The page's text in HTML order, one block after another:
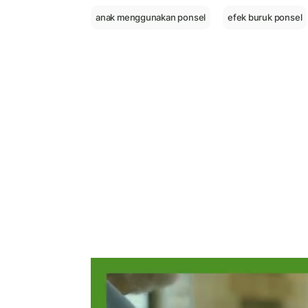
anak menggunakan ponsel efek buruk ponsel